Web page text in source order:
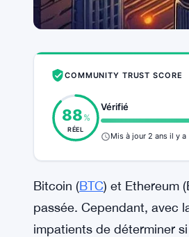
COMMUNITY TRUST SCORE
88 %
RÉEL
Vérifié
Mis à jour 2 ans il y a
Bitcoin (BTC) et Ethereum
passée. Cependant, avec
impatients de déterminer